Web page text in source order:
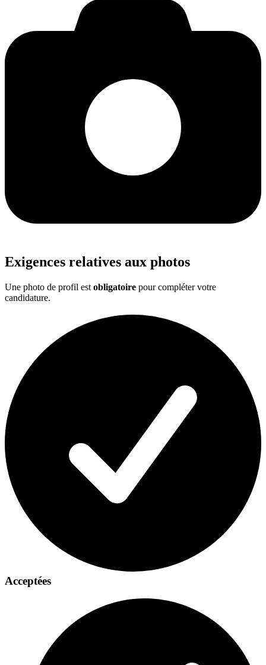
Exigences relatives aux photos
Une photo de profil est obligatoire pour compléter votre
candidature.
Acceptées